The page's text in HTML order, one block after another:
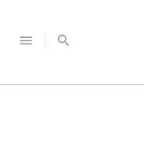
menu search